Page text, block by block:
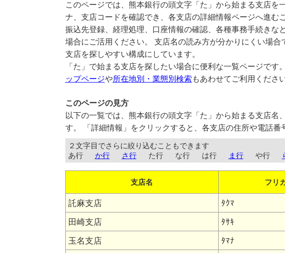
このページでは、熊本銀行の頭文字「た」から始まる支店を
ナ、支店コードを確認でき、各支店の詳細情報ページへ進む
振込先登録、経理処理、口座情報の確認、各種事務手続きな
場合にご活用ください。 支店名の読み方が分かりにくい場
支店を探しやすい構成にしています。
「た」で始まる支店を探したい場合に便利な一覧ページです
ップページや所在地別・業態別検索 もあわせてご利用ください
このページの見方
以下の一覧では、熊本銀行の頭文字「た」から始まる支店名
す。 「詳細情報」をクリックすると、各支店の住所や電話番
２文字目でさらに絞り込むこともできます
あ行 か行 さ行 た行 な行 は行 ま行 や行
支店名 フリ
託麻支店 ﾀｸﾏ
田崎支店 ﾀｻｷ
玉名支店 ﾀﾏﾅ